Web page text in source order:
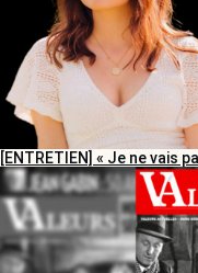
[ENTRETIEN] « Je ne vais